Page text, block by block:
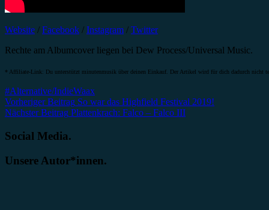
Website / Facebook / Instagram / Twitter
Rechte am Albumcover liegen bei Dew Process/Universal Music.
* Affiliate-Link: Du unterstützt minutenmusik über deinen Einkauf. Der Artikel wird für dich dadurch nicht
#Alternative/IndieWaax
Beitragsnavigation
Vorheriger Beitrag So war das Highfield Festival 2019!
Nächster Beitrag Plattenkrach: Falco – Falco III
Social Media.
Unsere Autor*innen.